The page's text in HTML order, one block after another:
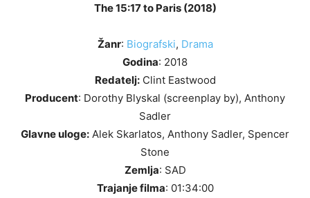
The 15:17 to Paris (2018)
Žanr: Biografski, Drama
Godina: 2018
Redatelj:Clint Eastwood
Producent: Dorothy Blyskal (screenplay by), Anthony
Sadler
Glavne uloge: Alek Skarlatos, Anthony Sadler, Spencer
Stone
Zemlja: SAD
Trajanje filma: 01:34:00